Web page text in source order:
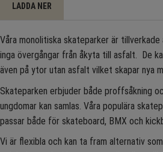
LADDA NER
Våra monolitiska skateparker är
inga övergångar från åkyta till asfalt. De
även på ytor utan asfalt vilket skapar nya
Skateparken erbjuder både proffsåkning
ungdomar kan samlas. Våra populära
passar både för skateboard, BMX och
Vi är flexibla och kan ta fram alternativ